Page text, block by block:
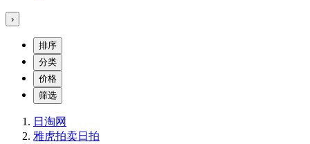
›
排序
分类
价格
筛选
日淘网
雅虎拍卖日拍